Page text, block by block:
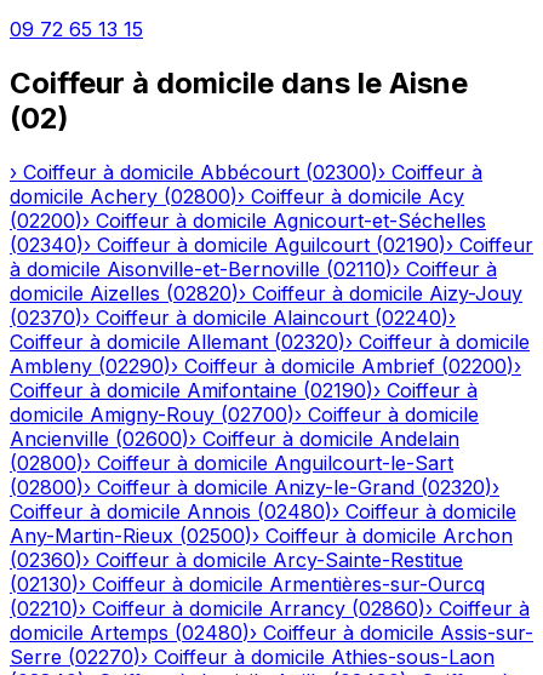
09 72 65 13 15
Coiffeur à domicile dans le Aisne
(02)
› Coiffeur à domicile Abbécourt (02300)› Coiffeur à
domicile Achery (02800)› Coiffeur à domicile Acy
(02200)› Coiffeur à domicile Agnicourt-et-Séchelles
(02340)› Coiffeur à domicile Aguilcourt (02190)› Coiffeur
à domicile Aisonville-et-Bernoville (02110)› Coiffeur à
domicile Aizelles (02820)› Coiffeur à domicile Aizy-Jouy
(02370)› Coiffeur à domicile Alaincourt (02240)›
Coiffeur à domicile Allemant (02320)› Coiffeur à domicile
Ambleny (02290)› Coiffeur à domicile Ambrief (02200)›
Coiffeur à domicile Amifontaine (02190)› Coiffeur à
domicile Amigny-Rouy (02700)› Coiffeur à domicile
Ancienville (02600)› Coiffeur à domicile Andelain
(02800)› Coiffeur à domicile Anguilcourt-le-Sart
(02800)› Coiffeur à domicile Anizy-le-Grand (02320)›
Coiffeur à domicile Annois (02480)› Coiffeur à domicile
Any-Martin-Rieux (02500)› Coiffeur à domicile Archon
(02360)› Coiffeur à domicile Arcy-Sainte-Restitue
(02130)› Coiffeur à domicile Armentières-sur-Ourcq
(02210)› Coiffeur à domicile Arrancy (02860)› Coiffeur à
domicile Artemps (02480)› Coiffeur à domicile Assis-sur-
Serre (02270)› Coiffeur à domicile Athies-sous-Laon